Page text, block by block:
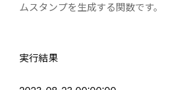
ムスタンプを生成する関数です。
実行結果